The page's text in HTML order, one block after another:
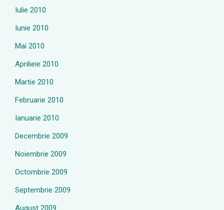
Iulie 2010
Iunie 2010
Mai 2010
Aprilieie 2010
Martie 2010
Februarie 2010
Ianuarie 2010
Decembrie 2009
Noiembrie 2009
Octombrie 2009
Septembrie 2009
August 2009